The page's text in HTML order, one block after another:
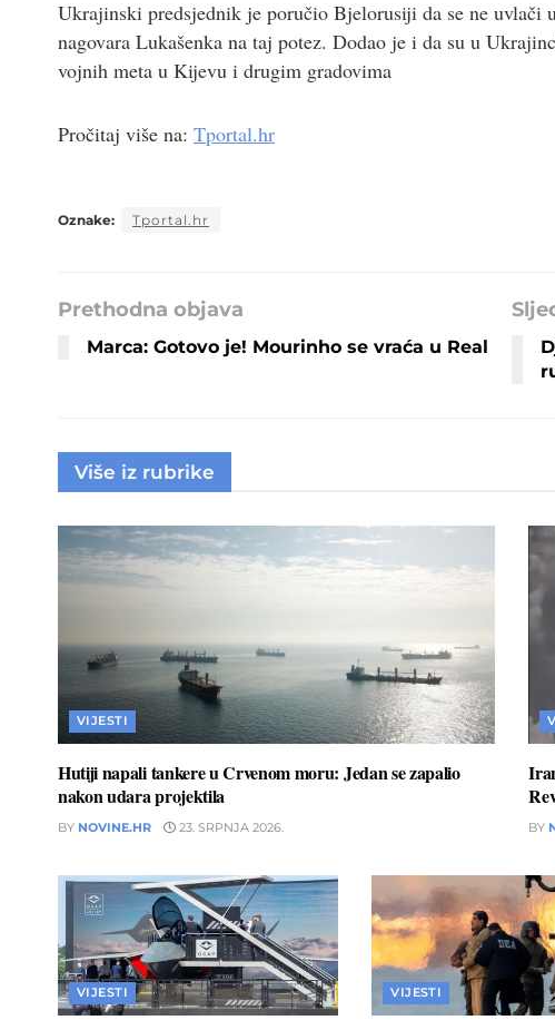
Ukrajinski predsjednik je poručio Bjelorusiji da se ne uvlači
nagovara Lukašenka na taj potez. Dodao je i da su u
vojnih meta u Kijevu i drugim gradovima
Pročitaj više na: Tportal.hr
Oznake: Tportal.hr
Prethodna objava
Marca: Gotovo je! Mourinho se vraća u Real
Više iz rubrike
VIJESTI
Hutiji napali tankere u Crvenom moru: Jedan se zapalio
nakon udara projektila
BY NOVINE.HR 23. SRPNJA 2026. BY
VIJESTI VIJESTI